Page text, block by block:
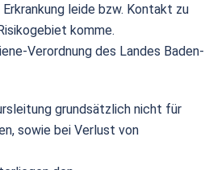
leide bzw. Kontakt zu
komme.
Verordnung des Landes Baden-
grundsätzlich nicht für
sowie bei Verlust von